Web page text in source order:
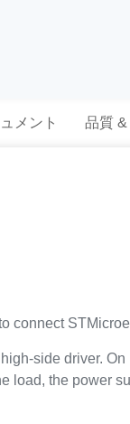
メント 品質 &
connect
side driver.
load, the power